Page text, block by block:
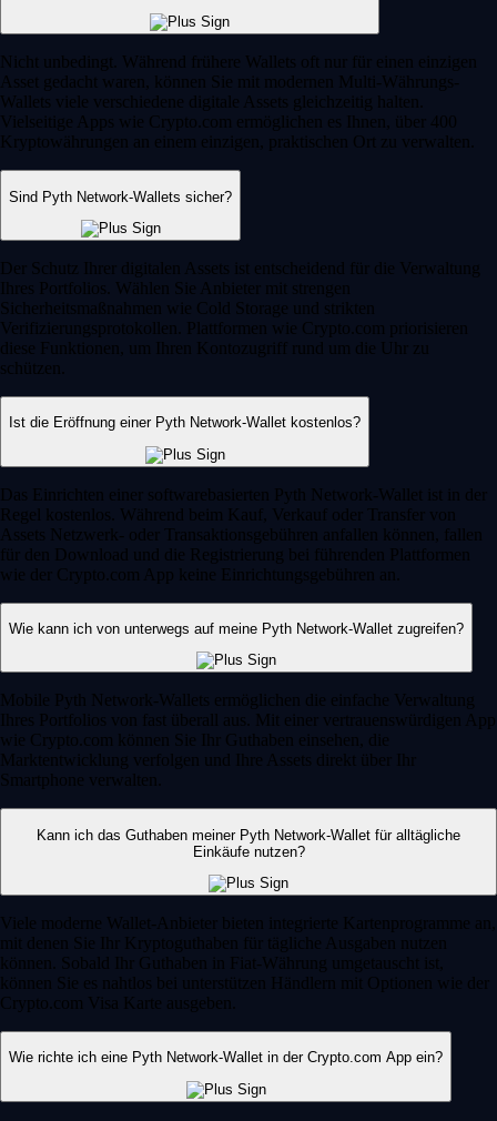
Nicht unbedingt. Während frühere Wallets oft nur für einen einzigen
Asset gedacht waren, können Sie mit modernen Multi-Währungs-
Wallets viele verschiedene digitale Assets gleichzeitig halten.
Vielseitige Apps wie Crypto.com ermöglichen es Ihnen, über 400
Kryptowährungen an einem einzigen, praktischen Ort zu verwalten.
Sind Pyth Network-Wallets sicher?
Der Schutz Ihrer digitalen Assets ist entscheidend für die Verwaltung
Ihres Portfolios. Wählen Sie Anbieter mit strengen
Sicherheitsmaßnahmen wie Cold Storage und strikten
Verifizierungsprotokollen. Plattformen wie Crypto.com priorisieren
diese Funktionen, um Ihren Kontozugriff rund um die Uhr zu
schützen.
Ist die Eröffnung einer Pyth Network-Wallet kostenlos?
Das Einrichten einer softwarebasierten Pyth Network-Wallet ist in der
Regel kostenlos. Während beim Kauf, Verkauf oder Transfer von
Assets Netzwerk- oder Transaktionsgebühren anfallen können, fallen
für den Download und die Registrierung bei führenden Plattformen
wie der Crypto.com App keine Einrichtungsgebühren an.
Wie kann ich von unterwegs auf meine Pyth Network-Wallet zugreifen?
Mobile Pyth Network-Wallets ermöglichen die einfache Verwaltung
Ihres Portfolios von fast überall aus. Mit einer vertrauenswürdigen App
wie Crypto.com können Sie Ihr Guthaben einsehen, die
Marktentwicklung verfolgen und Ihre Assets direkt über Ihr
Smartphone verwalten.
Kann ich das Guthaben meiner Pyth Network-Wallet für alltägliche
Einkäufe nutzen?
Viele moderne Wallet-Anbieter bieten integrierte Kartenprogramme an,
mit denen Sie Ihr Kryptoguthaben für tägliche Ausgaben nutzen
können. Sobald Ihr Guthaben in Fiat-Währung umgetauscht ist,
können Sie es nahtlos bei unterstützen Händlern mit Optionen wie der
Crypto.com Visa Karte ausgeben.
Wie richte ich eine Pyth Network-Wallet in der Crypto.com App ein?